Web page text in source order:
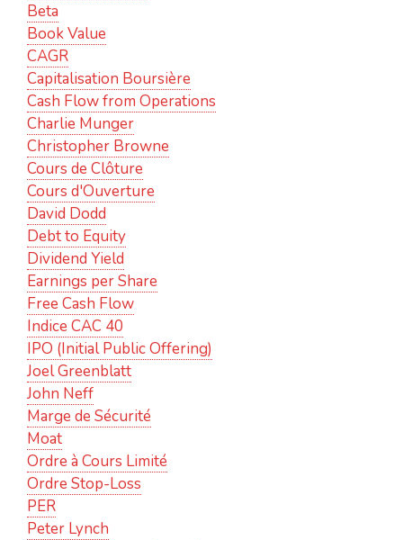
Beta
Book Value
CAGR
Capitalisation Boursière
Cash Flow from Operations
Charlie Munger
Christopher Browne
Cours de Clôture
Cours d'Ouverture
David Dodd
Debt to Equity
Dividend Yield
Earnings per Share
Free Cash Flow
Indice CAC 40
IPO (Initial Public Offering)
Joel Greenblatt
John Neff
Marge de Sécurité
Moat
Ordre à Cours Limité
Ordre Stop-Loss
PER
Peter Lynch